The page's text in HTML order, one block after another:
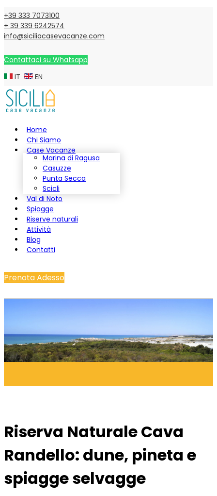
+39 333 7073100
+ 39 339 6242574
info@siciliacasevacanze.com
Contattaci su Whatsapp
IT
EN
Home
Chi Siamo
Case Vacanze
Marina di Ragusa
Casuzze
Punta Secca
Scicli
Val di Noto
Spiagge
Riserve naturali
Attività
Blog
Contatti
Prenota Adesso
Riserva Naturale Cava
Randello: dune, pineta e
spiagge selvagge